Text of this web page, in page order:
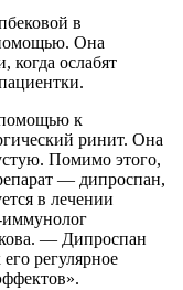
в
Она
когда ослабят
помощью к
ринит. Она
Помимо этого,
— дипроспан,
в лечении
иммунолог
— Дипроспан
регулярное